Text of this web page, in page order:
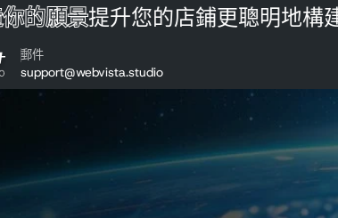
願景提升您的店鋪更聰明地構建
郵件
support@webvista.studio